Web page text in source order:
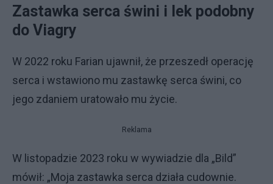
Zastawka serca świni i lek podobny
do Viagry
W 2022 roku Farian ujawnił, że przeszedł operację
serca i wstawiono mu zastawkę serca świni, co
jego zdaniem uratowało mu życie.
Reklama
W listopadzie 2023 roku w wywiadzie dla „Bild”
mówił: „Moja zastawka serca działa cudownie.